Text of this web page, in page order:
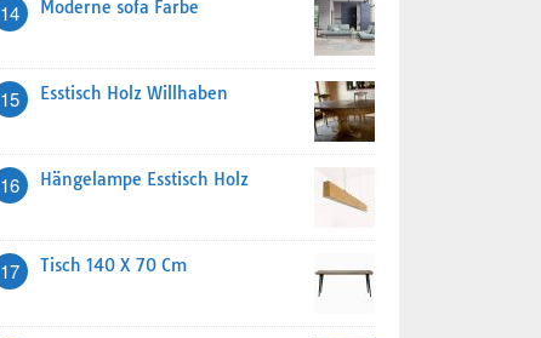
14 Moderne sofa Farbe
15 Esstisch Holz Willhaben
16 Hängelampe Esstisch Holz
17 Tisch 140 X 70 Cm